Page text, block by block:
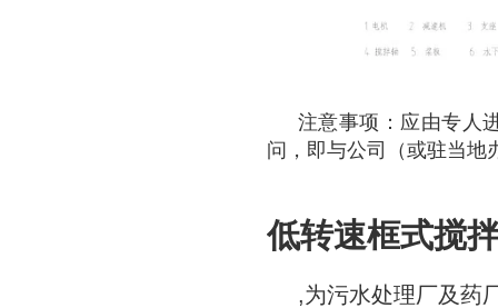
注意事项：应由专人
问，即与公司（或驻当地
低转速框式搅
,为污水处理厂及药